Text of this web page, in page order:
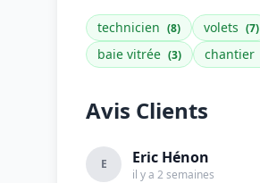
technicien (8) volets (7)
baie vitrée (3) chantier
Avis Clients
E Eric Hénon
il y a 2 semaines